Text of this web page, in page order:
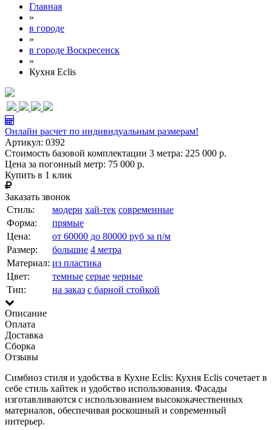
Главная
»
в городе
»
в городе Воскресенск
»
Кухня Eclis
Онлайн расчет по индивидуальным размерам!
Артикул: 0392
Стоимость базовой комплектации 3 метра: 225 000 р.
Цена за погонный метр: 75 000 р.
Купить в 1 клик
Заказать звонок
Стиль:
модерн хай-тек современные
Форма:
прямые
Цена:
от 60000 до 80000 руб за п/м
Размер:
большие 4 метра
Материал: из пластика
Цвет:
темные серые черные
Тип:
на заказ с барной стойкой
Описание
Оплата
Доставка
Сборка
Отзывы
Симбиоз стиля и удобства в Кухне Eclis: Кухня Eclis сочетает в
себе стиль хайтек и удобство использования. Фасады
изготавливаются с использованием высококачественных
материалов, обеспечивая роскошный и современный
интерьер.